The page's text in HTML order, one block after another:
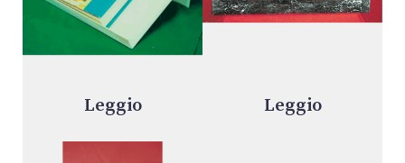
Leggio Leggio